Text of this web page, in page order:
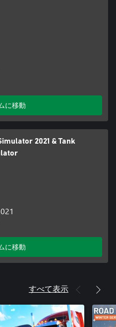
に移動
2021 & Tank
に移動
すべて表示